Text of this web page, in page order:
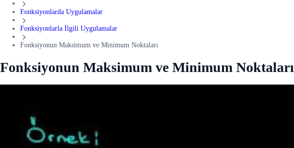
Fonksiyonlarda Uygulamalar
Fonksiyonlarla İlgili Uygulamalar
Fonksiyonun Maksimum ve Minimum Noktaları
Fonksiyonun Maksimum ve Minimum Noktaları